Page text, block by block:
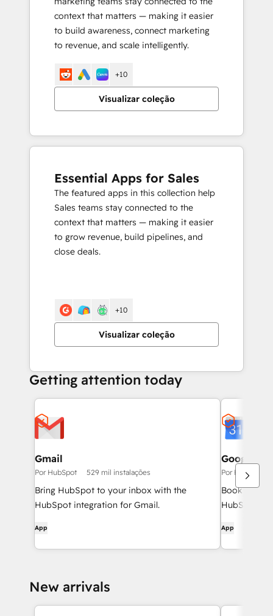
context that matters — making it easier
to build awareness, connect marketing
to revenue, and scale intelligently.
Visualizar coleção
+10
Essential Apps for Sales
The featured apps in this collection help
Sales teams stay connected to the
context that matters — making it easier
to grow revenue, build pipelines, and
close deals.
Visualizar coleção
+10
Getting attention today
Gmail
Por HubSpot 529 mil instalações
Bring HubSpot to your inbox with the
HubSpot integration for Gmail.
App
Google
Por HubSpot
Book
HubSpot
App
New arrivals